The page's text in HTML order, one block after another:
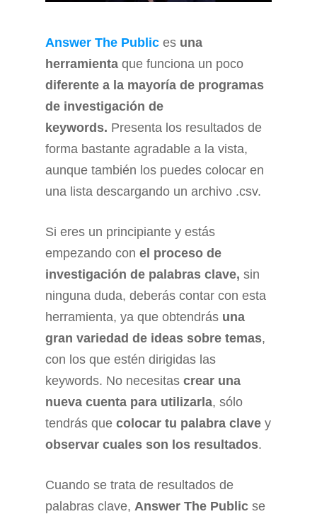
Answer The Public es una
herramienta que funciona un poco
diferente a la mayoría de programas
de investigación de
keywords. Presenta los resultados de
forma bastante agradable a la vista,
aunque también los puedes colocar en
una lista descargando un archivo .csv.
Si eres un principiante y estás
empezando con el proceso de
investigación de palabras clave, sin
ninguna duda, deberás contar con esta
herramienta, ya que obtendrás una
gran variedad de ideas sobre temas,
con los que estén dirigidas las
keywords. No necesitas crear una
nueva cuenta para utilizarla, sólo
tendrás que colocar tu palabra clave y
observar cuales son los resultados.
Cuando se trata de resultados de
palabras clave, Answer The Public se